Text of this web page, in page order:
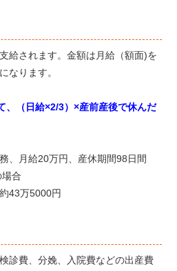
給されます。金額は月給（額面)を
なります。
、（日給×2/3）×産前産後で休んだ
、月給20万円、産休期間98日間
場合
43万5000円
診費、分娩、入院費などの出産費